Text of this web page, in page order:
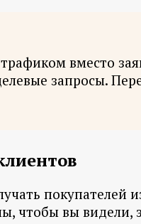
вместо
запросы.
чтобы вы видели,